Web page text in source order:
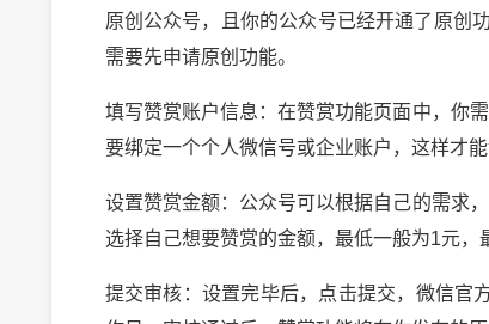
原创公众号，且你的公众号已经开通了原创
需要先申请原创功能。
填写赞赏账户信息：在赞赏功能页面中，你
要绑定一个个人微信号或企业账户，这样才能
设置赞赏金额：公众号可以根据自己的需求
选择自己想要赞赏的金额，最低一般为1元，
提交审核：设置完毕后，点击提交，微信官